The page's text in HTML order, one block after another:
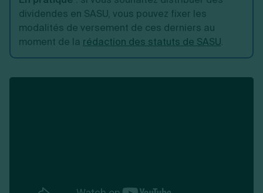
dividendes en SASU, vous pouvez fixer les
modalités de versement de ces derniers au
moment de la rédaction des statuts de SASU.